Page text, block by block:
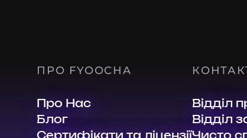
ПРО FYOOCHA
Про Нас
Блог
Відділ
Відділ